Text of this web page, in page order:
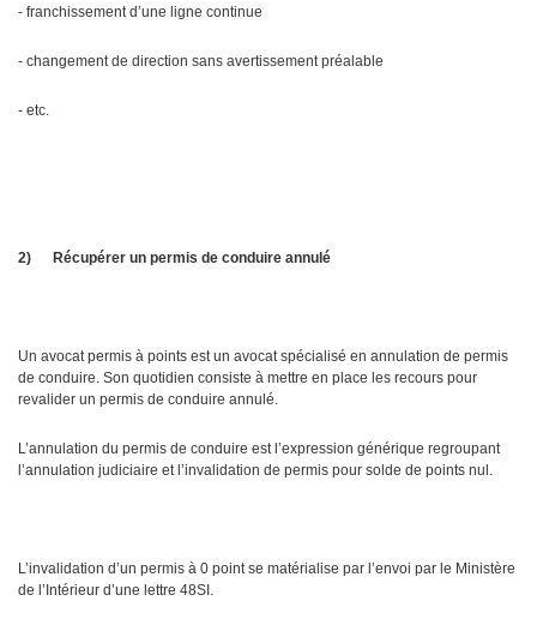
- franchissement d’une ligne continue
- changement de direction sans avertissement préalable
- etc.
2) Récupérer un permis de conduire annulé
Un avocat permis à points est un avocat spécialisé en annulation de permis
de conduire. Son quotidien consiste à mettre en place les recours pour
revalider un permis de conduire annulé.
L’annulation du permis de conduire est l’expression générique regroupant
l’annulation judiciaire et l’invalidation de permis pour solde de points nul.
L’invalidation d’un permis à 0 point se matérialise par l’envoi par le Ministère
de l’Intérieur d’une lettre 48SI.